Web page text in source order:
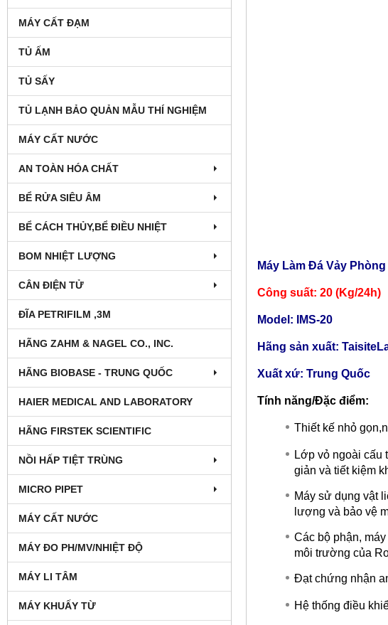
MÁY CẤT ĐẠM
TỦ ẤM
TỦ SẤY
TỦ LẠNH BẢO QUẢN MẪU THÍ NGHIỆM
MÁY CẤT NƯỚC
AN TOÀN HÓA CHẤT
BỂ RỬA SIÊU ÂM
BỂ CÁCH THỦY,BỂ ĐIỀU NHIỆT
BOM NHIỆT LƯỢNG
CÂN ĐIỆN TỬ
ĐĨA PETRIFILM ,3M
HÃNG ZAHM & NAGEL CO., INC.
HÃNG BIOBASE - TRUNG QUỐC
HAIER MEDICAL AND LABORATORY
HÃNG FIRSTEK SCIENTIFIC
NỒI HẤP TIỆT TRÙNG
MICRO PIPET
MÁY CẤT NƯỚC
MÁY ĐO PH/MV/NHIỆT ĐỘ
MÁY LI TÂM
MÁY KHUẤY TỪ
Máy Làm Đá Vảy
Công suất: 20 (Kg/24h)
Model: IMS-20
Hãng sản xuất:
Xuất xứ: Trung Quốc
Tính năng/Đặc điểm:
Thiết kế nhỏ
Lớp vỏ ngoài cấu
giản và tiết kiệm
Máy sử dụng vật
lượng và bảo vệ
Các bộ phận,
môi trường của
Đạt chứng nhận
Hệ thống điều